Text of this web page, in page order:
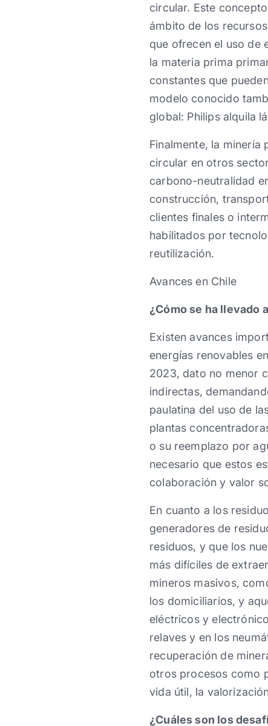
circular. Este
ámbito de los
que ofrecen el uso de
la materia prima
constantes que
modelo conocido
global: Philips alquila
Finalmente, la
circular en otros
carbono-neutralidad
construcción,
clientes finales o
habilitados por
reutilización.
Avances en Chile
¿Cómo se ha llevado
Existen avances
energías renovables
2023, dato no menor
indirectas,
paulatina del uso de
plantas
o su reemplazo por
necesario que estos
colaboración y valor
En cuanto a los
generadores de
residuos, y que los
más difíciles de
mineros masivos,
los domiciliarios, y
eléctricos y
relaves y en los
recuperación de
otros procesos como
vida útil, la
¿Cuáles son los